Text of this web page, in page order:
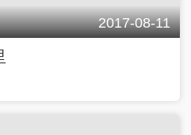
2017-08-11